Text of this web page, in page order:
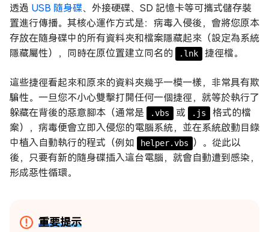
透過 USB 隨身碟、外接硬碟、SD 記憶卡等可攜式儲存裝
置進行傳播。其核心運作方式是：病毒入侵後，會將您原本
存放在隨身碟中的所有資料夾和檔案隱藏起來（設定為系統
隱藏屬性），同時在原位置建立同名的
.lnk 捷徑檔。
這些捷徑看起來和原來的資料夾幾乎一模一樣，非常具有欺
騙性。一旦您不小心雙擊打開任何一個捷徑，就等於執行了
躲藏在背後的惡意腳本（通常是
.vbs 或 .js
格式的檔
案），病毒便會立即入侵您的電腦系統，並在系統啟動目錄
中植入自動執行的程式（例如
helper.vbs
）。從此以
後，只要有新的隨身碟插入這台電腦，就會自動遭到感染，
形成惡性循環。
重要提示